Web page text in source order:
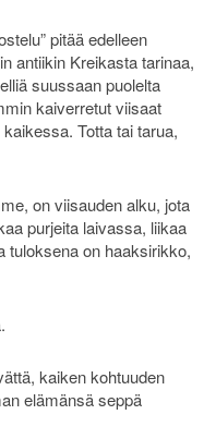
pitää edelleen
antiikin Kreikasta tarinaa,
suussaan puolelta
kaiverretut viisaat
Totta tai tarua,
on viisauden alku, jota
purjeita laivassa, liikaa
tuloksena on haaksirikko,
kaiken kohtuuden
elämänsä seppä